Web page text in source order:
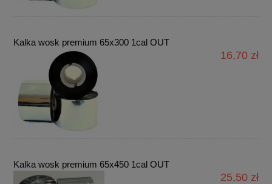
Kalka wosk premium 65x300 1cal OUT
16,70 zł
Kalka wosk premium 65x450 1cal OUT
25,50 zł